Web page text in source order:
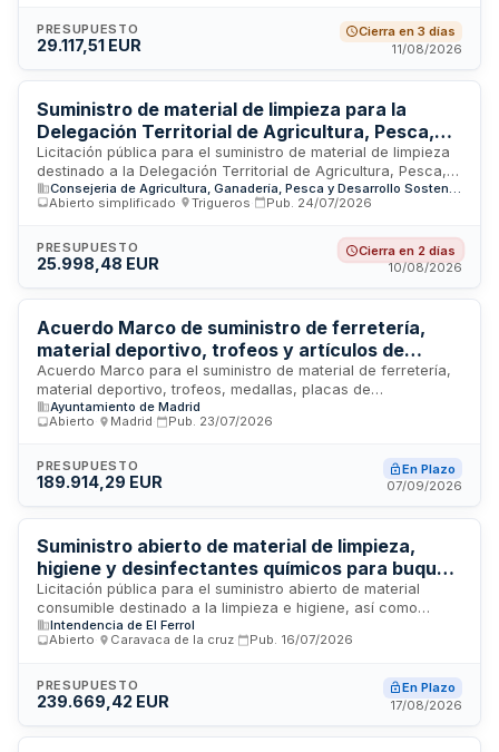
mantenimiento higiénico de instalaciones públicas
municipales, grupos escolares y zonas de circulación vial.
abierta a empresas proveedoras de productos químicos de
limpieza profesional.
PRESUPUESTO
29.117,51 EUR
Cierra en 3 días
11/08/2026
Suministro de material de limpieza para la
Delegación Territorial de Agricultura, Pesca,
Agua y Desarrollo Rural en Huelva
Licitación pública para el suministro de material de limpieza
destinado a la Delegación Territorial de Agricultura, Pesca,
Agua y Desarrollo Rural en la provincia de Huelva. El contrato
comprende la adquisición de productos y artículos para
instalaciones del organismo. Se trata de un suministro regular
de consumibles necesarios para garantizar las condiciones
Abierto simplificado
Trigueros Pub. 24/07/2026
PRESUPUESTO
25.998,48 EUR
Cierra en 2 días
10/08/2026
Acuerdo Marco de suministro de ferretería,
material deportivo, trofeos y artículos de
limpieza para el Distrito de Villa de Vallecas
Acuerdo Marco para el suministro de material de ferretería,
material deportivo, trofeos, medallas, placas de
reconocimiento y material de limpieza destinado al Distrito
de Villa de Vallecas del Ayuntamiento de Madrid. El contrato
obligaciones de cumplimiento de normas sociolaborales,
cláusulas de igualdad de género, formación preventiva y
responsable de contrato designado por la empresa
adjudicataria.
Ayuntamiento de Madrid
Abierto
Madrid Pub. 23/07/2026
PRESUPUESTO
189.914,29 EUR
En Plazo
07/09/2026
Suministro abierto de material de limpieza,
higiene y desinfectantes químicos para buques
y dependencias del Arsenal de Ferrol
Licitación pública para el suministro abierto de material
consumible destinado a la limpieza e higiene, así como
productos y agentes químicos desinfectantes, con aplicación
en buques y dependencias militares apoyados por el Arsenal
suministro de carácter continuado, con un presupuesto de
ciento cincuenta y siete mil euros aproximadamente, para
instalaciones navales del Arsenal.
Intendencia de El Ferrol
Abierto
Caravaca de la cruz Pub. 16/07/2026
PRESUPUESTO
239.669,42 EUR
En Plazo
17/08/2026